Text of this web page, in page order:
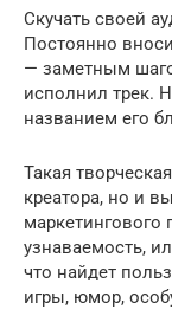
Скучать своей
Постоянно
— заметным
исполнил трек.
названием его
Такая
креатора, но и
узнаваемость,
что найдет
игры, юмор,